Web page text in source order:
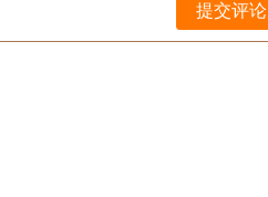
提交评论